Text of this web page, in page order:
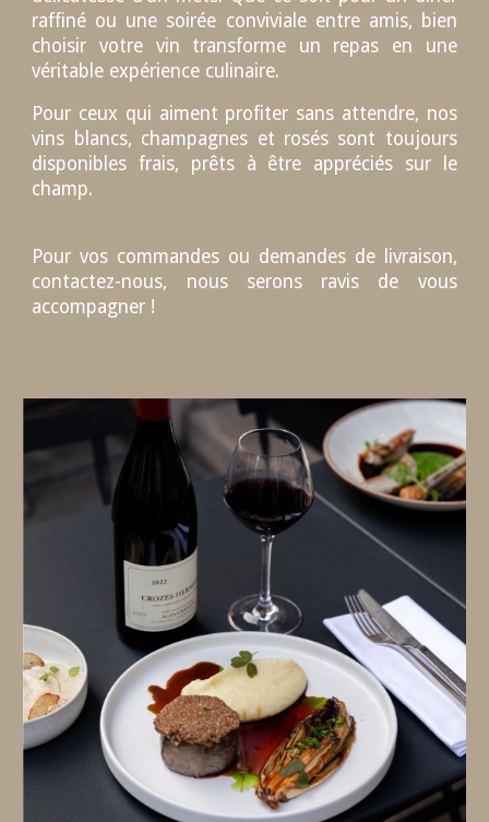
raffiné ou une soirée conviviale entre amis, bien
choisir votre vin transforme un repas en une
véritable expérience culinaire.
Pour ceux qui aiment profiter sans attendre, nos
vins blancs, champagnes et rosés sont toujours
disponibles frais, prêts à être appréciés sur le
champ.
Pour vos commandes ou demandes de livraison,
contactez-nous, nous serons ravis de vous
accompagner !